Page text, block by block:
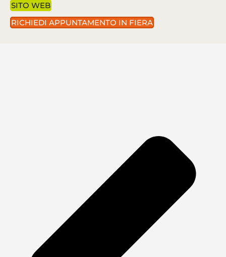
SITO WEB
RICHIEDI APPUNTAMENTO IN FIERA